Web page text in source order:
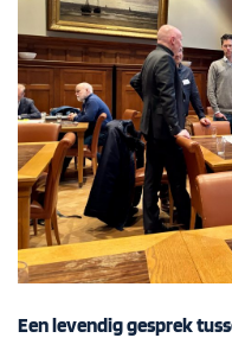
Een levendig gesprek